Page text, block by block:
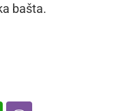
bašta.